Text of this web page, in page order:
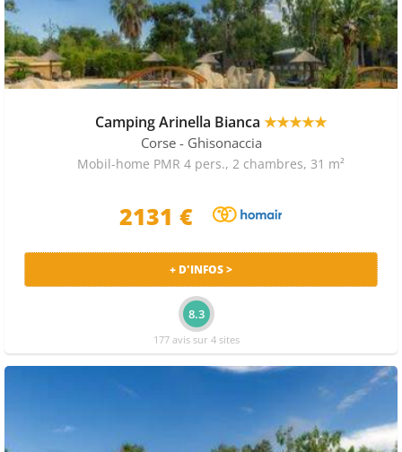
Camping Arinella Bianca ★★★★★
Corse - Ghisonaccia
Mobil-home PMR 4 pers., 2 chambres, 31 m²
2131 €
+ D'INFOS >
8.3
177 avis sur 4 sites